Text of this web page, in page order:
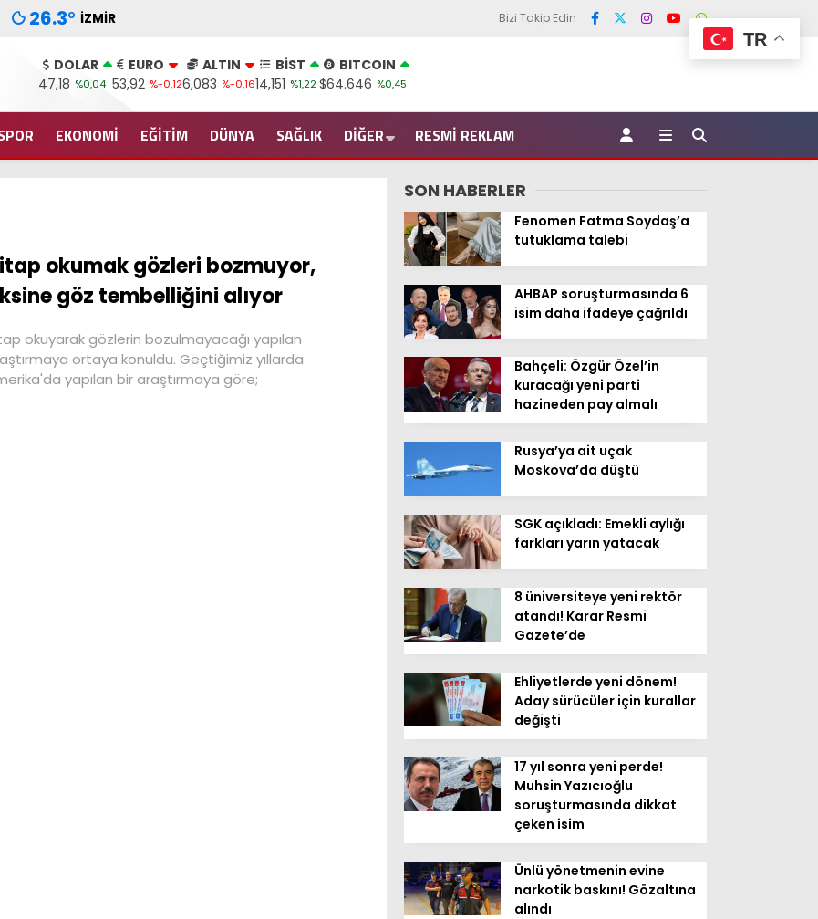
26.3° İZMIR Bizi Takip Edin
DOLAR
47,18 %0,04
EURO
53,92 %-0,12
ALTIN
6,083 %-0,16
BİST
14,151 %1,22
BITCOIN
$64.646 %0,45
EKONOMİ EĞİTİM DÜNYA SAĞLIK DİĞER RESMI REKLAM
okumak gözleri bozmuyor,
göz tembelliğini alıyor
okuyarak gözlerin bozulmayacağı yapılan
ortaya konuldu. Geçtiğimiz yıllarda
yapılan bir araştırmaya göre;
SON HABERLER
Fenomen Fatma Soydaş’a
tutuklama talebi
AHBAP soruşturmasında 6
isim daha ifadeye çağrıldı
Bahçeli: Özgür Özel’in
kuracağı yeni parti
hazineden pay almalı
Rusya’ya ait uçak
Moskova’da düştü
SGK açıkladı: Emekli aylığı
farkları yarın yatacak
8 üniversiteye yeni rektör
atandı! Karar Resmi
Gazete’de
Ehliyetlerde yeni dönem!
Aday sürücüler için kurallar
değişti
17 yıl sonra yeni perde!
Muhsin Yazıcıoğlu
soruşturmasında dikkat
çeken isim
Ünlü yönetmenin evine
narkotik baskını! Gözaltına
alındı
TR